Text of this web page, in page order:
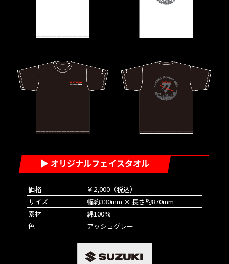
▶ オリジナルフェイスタオル
価格
￥2,000（税込）
サイズ
幅約330mm × 長さ約870mm
素材
綿100%
色
アッシュグレー